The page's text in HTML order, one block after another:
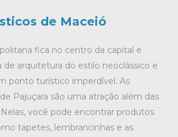
de Maceió
fica no centro da capital e
arquitetura do estilo neoclássico e
ponto turístico imperdível. As
Pajuçara são uma atração além das
você pode encontrar produtos
tapetes, lembrancinhas e as